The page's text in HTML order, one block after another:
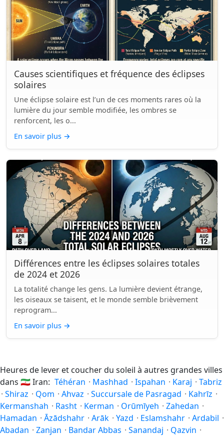
Causes scientifiques et fréquence des éclipses
solaires
Une éclipse solaire est l’un de ces moments rares où la
lumière du jour semble modifiée, les ombres se
renforcent, les o...
En savoir plus →
Différences entre les éclipses solaires totales
de 2024 et 2026
La totalité change les gens. La lumière devient étrange,
les oiseaux se taisent, et le monde semble brièvement
reprogram...
En savoir plus →
Heures de lever et coucher du soleil à autres grandes villes
dans 🇮🇷Iran: Téhéran · Mashhad · Ispahan · Karaj · Tabriz
· Shiraz · Qom · Ahvaz · Succursale de Pasragad · Kahrīz ·
Kermanshah · Rasht · Kerman · Orūmīyeh · Zahedan ·
Hamadan · Āzādshahr · Arāk · Yazd · Eslamshahr · Ardabil ·
Abadan · Zanjan · Bandar Abbas · Sanandaj · Qazvin ·